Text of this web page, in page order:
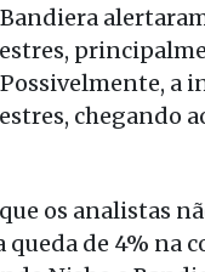
chegando
os analistas
queda de 4%